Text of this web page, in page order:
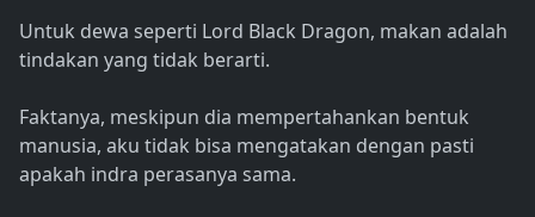
Untuk dewa seperti Lord Black Dragon, makan adalah
tindakan yang tidak berarti.
Faktanya, meskipun dia mempertahankan bentuk
manusia, aku tidak bisa mengatakan dengan pasti
apakah indra perasanya sama.